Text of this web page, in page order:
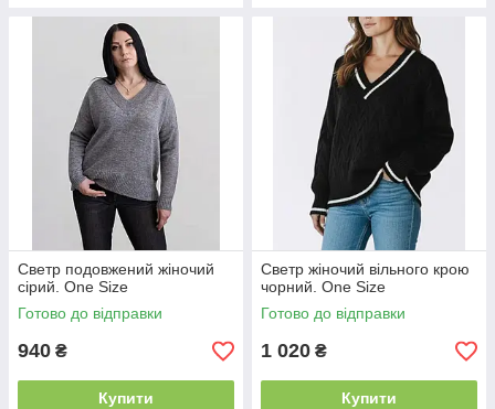
Светр подовжений жіночий
сірий. One Size
Готово до відправки
940 ₴
Купити
Светр жіночий вільного крою
чорний. One Size
Готово до відправки
1 020 ₴
Купити